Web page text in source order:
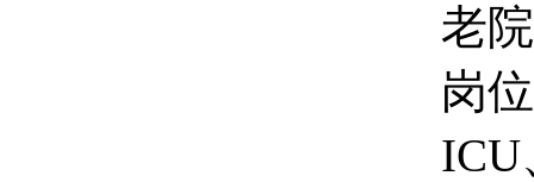
老
岗
ICU